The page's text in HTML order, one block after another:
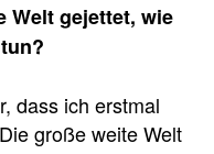
Welt gejettet, wie
dass ich erstmal
große weite Welt